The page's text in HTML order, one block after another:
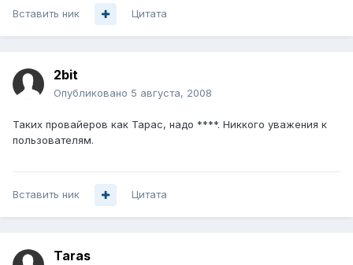
Вставить ник Цитата
2bit
Опубликовано 5 августа, 2008
Таких провайеров как Тарас, надо ****. Никкого уважения к
пользователям.
Вставить ник Цитата
Taras